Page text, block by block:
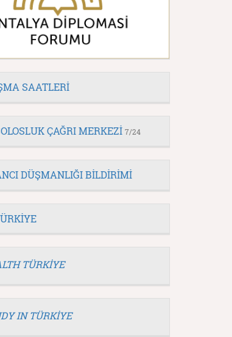
SAATLERİ
ÇAĞRI MERKEZİ 7/24
DÜŞMANLIĞI BİLDİRİMİ
TÜRKİYE
IN TÜRKİYE